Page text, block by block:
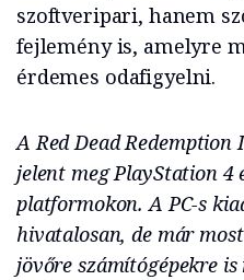
szoftveripari, hanem
fejlemény is, amelyre
érdemes odafigyelni.
A Red Dead
jelent meg PlayStation 4
platformokon. A PC-s
hivatalosan, de már
jövőre számítógépekre